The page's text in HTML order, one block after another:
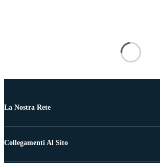
La Nostra Rete
Collegamenti Al Sito